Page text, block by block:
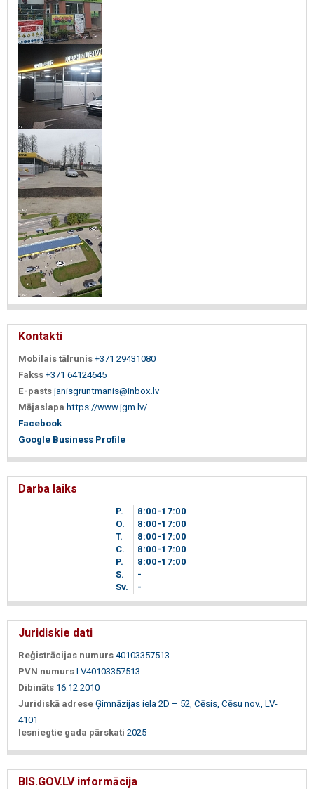
Kontakti
Mobilais tālrunis +371 29431080
Fakss +371 64124645
E-pasts janisgruntmanis@inbox.lv
Mājaslapa https://www.jgm.lv/
Facebook
Google Business Profile
Darba laiks
P. 8 00-17 00
O.
8 00-17 00
T.
8 00-17 00
C.
8 00-17 00
P.
8 00-17 00
S.
-
Sv.
-
Juridiskie dati
Reģistrācijas numurs 40103357513
PVN numurs LV40103357513
Dibināts 16.12.2010
Juridiskā adrese Ģimnāzijas iela 2D – 52, Cēsis, Cēsu nov., LV-
4101
Iesniegtie gada pārskati 2025
BIS.GOV.LV informācija